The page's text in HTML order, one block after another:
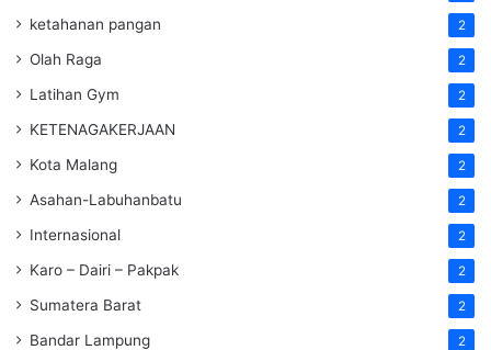
ketahanan pangan 2
Olah Raga 2
Latihan Gym 2
KETENAGAKERJAAN 2
Kota Malang 2
Asahan-Labuhanbatu 2
Internasional 2
Karo – Dairi – Pakpak 2
Sumatera Barat 2
Bandar Lampung 2